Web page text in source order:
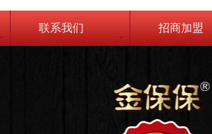
联系我们 招商加盟